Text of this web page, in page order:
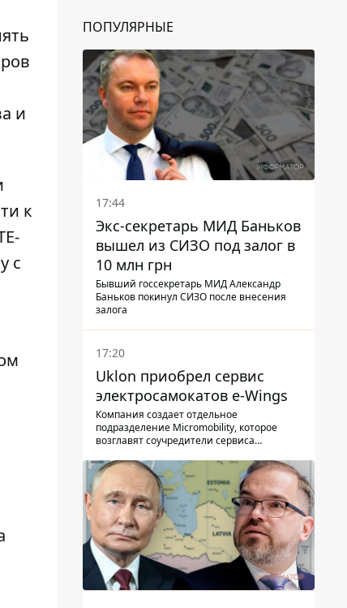
и
к
с
ПОПУЛЯРНЫЕ
17:44
Экс-секретарь МИД Баньков
вышел из СИЗО под залог в
10 млн грн
Бывший госсекретарь МИД Александр
Баньков покинул СИЗО после внесения
залога
17:20
Uklon приобрел сервис
электросамокатов e-Wings
Компания создает отдельное
подразделение Micromobility, которое
возглавят соучредители сервиса